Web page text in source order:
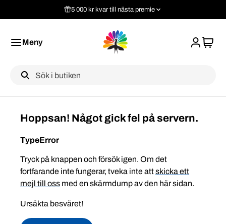
5 000 kr kvar till nästa premie
Meny
Label
Hoppsan! Något gick fel på servern.
TypeError
Tryck på knappen och försök igen. Om det
fortfarande inte fungerar, tveka inte attskicka ett
mejl till oss med en skärmdump av den här sidan.
Ursäkta besväret!